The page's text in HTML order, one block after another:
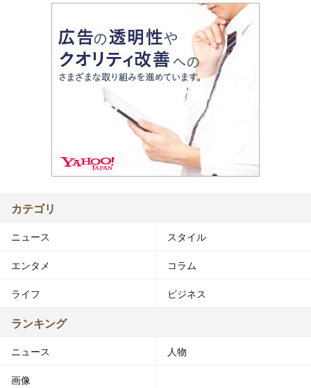
カテゴリ
ニュース スタイル
エンタメ コラム
ライフ ビジネス
ランキング
ニュース 人物
画像